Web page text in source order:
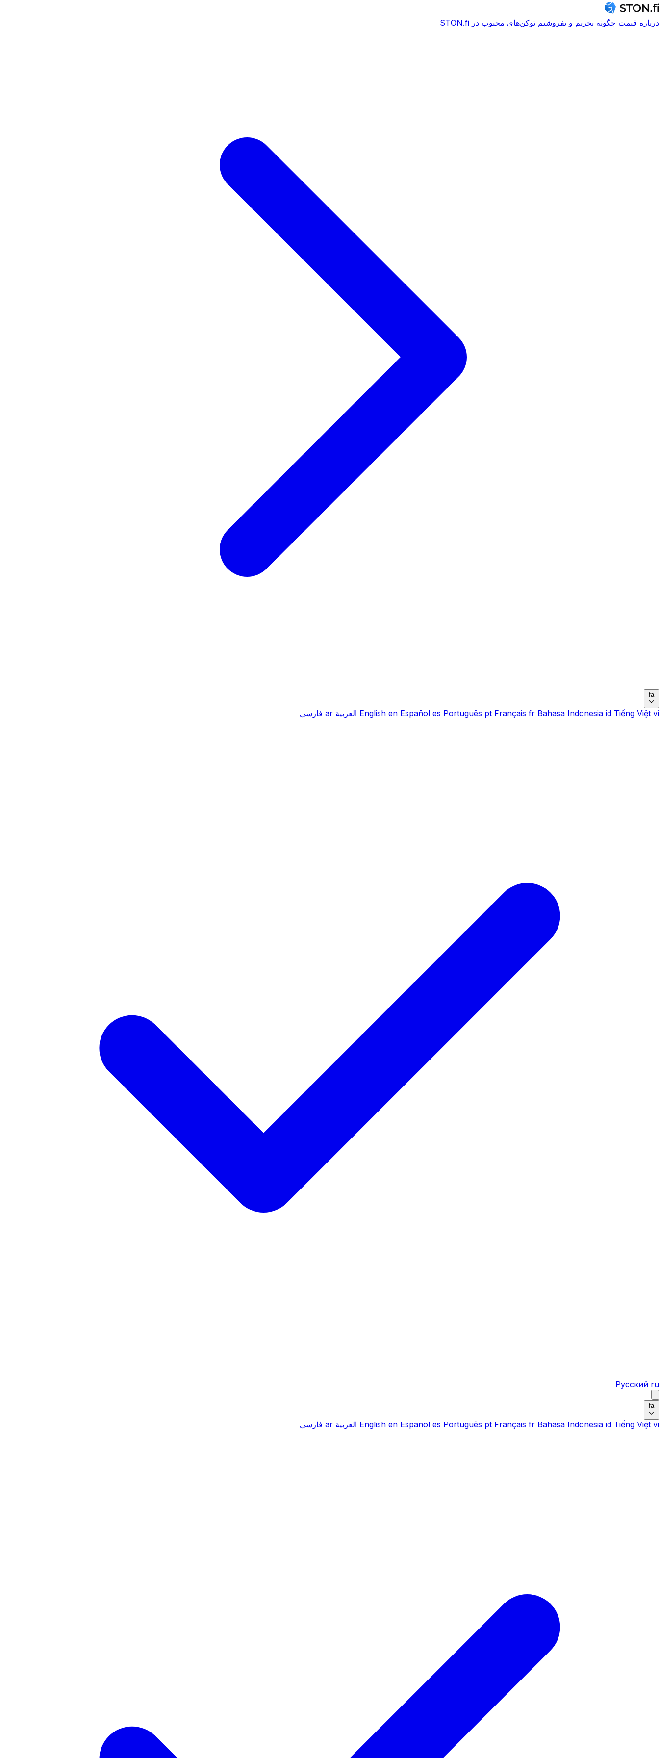
درباره قیمت چگونه بخریم و بفروشیم توکن‌های محبوب در STON.fi
fa
English en Español es Português pt Français fr Bahasa Indonesia id Tiếng Việt vi العربية ar فارسی
Русский ru
fa
English en Español es Português pt Français fr Bahasa Indonesia id Tiếng Việt vi العربية ar فارسی